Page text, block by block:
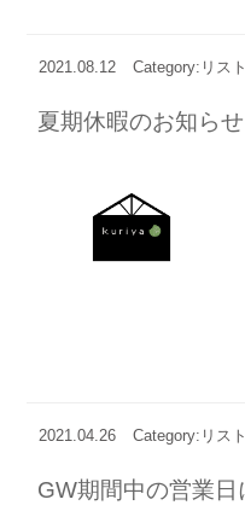
2021.08.12 Category:リス
夏期休暇のお知らせ
2021.04.26 Category:リス
GW期間中の営業日